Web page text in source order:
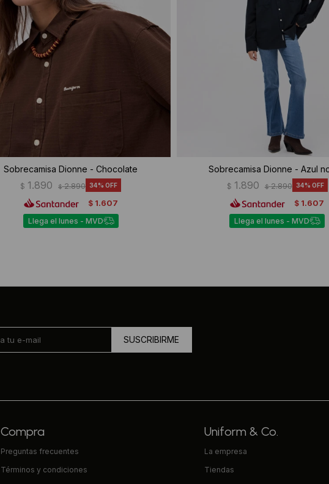
Sobrecamisa Dionne - Chocolate
$ 1.890 $ 2.890 34
$ 1.607
Llega el lunes - MVD
Sobrecamisa Dionne - Azul
$ 1.890 $ 2.890 34
$ 1.607
Llega el lunes - MVD
SUSCRIBIRME
Compra
Preguntas frecuentes
Términos y condiciones
Uniform & Co.
La empresa
Tiendas